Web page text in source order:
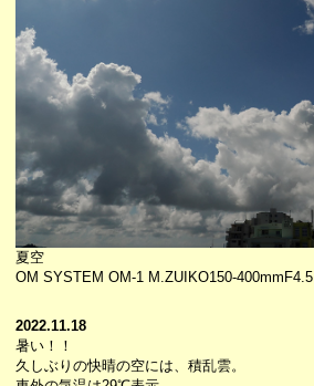
夏空
OM SYSTEM OM-1 M.ZUIKO150-400mmF4.5
2022.11.18
暑い！！
久しぶりの快晴の空には、積乱雲。